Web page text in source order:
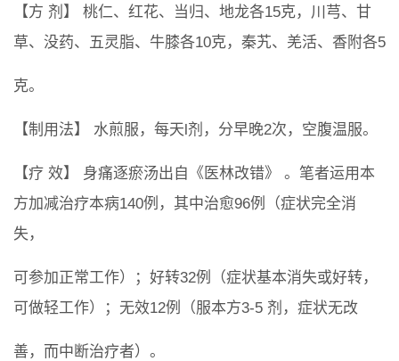
【方 剂】 桃仁、红花、当归、地龙各15克，川芎、甘
草、没药、五灵脂、牛膝各10克，秦艽、羌活、香附各5
克。
【制用法】 水煎服，每天l剂，分早晚2次，空腹温服。
【疗 效】 身痛逐瘀汤出自《医林改错》 。笔者运用本
方加减治疗本病140例，其中治愈96例（症状完全消
失，
可参加正常工作）；好转32例（症状基本消失或好转，
可做轻工作）；无效12例（服本方3-5 剂，症状无改
善，而中断治疗者）。